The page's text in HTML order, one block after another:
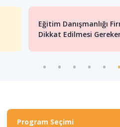
Eğitim Danışmanlığı
Dikkat Edilmesi
Program Seçimi